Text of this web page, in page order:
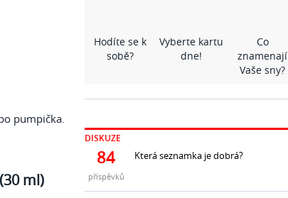
pumpička.
ml)
Hodíte se k
sobě?
Vyberte kartu
dne!
Co
znamenají
Vaše sny?
DISKUZE
84
příspěvků
Která seznamka je dobrá?